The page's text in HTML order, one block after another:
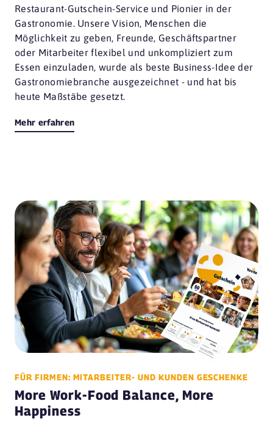
Restaurant-Gutschein-Service und Pionier in der
Gastronomie. Unsere Vision, Menschen die
Möglichkeit zu geben, Freunde, Geschäftspartner
oder Mitarbeiter flexibel und unkompliziert zum
Essen einzuladen, wurde als beste Business-Idee der
Gastronomiebranche ausgezeichnet - und hat bis
heute Maßstäbe gesetzt.
Mehr erfahren
FÜR FIRMEN: MITARBEITER- UND KUNDEN GESCHENKE
More Work-Food Balance, More
Happiness